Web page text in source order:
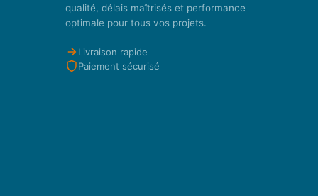
qualité, délais maîtrisés et performance
optimale pour tous vos projets.
Livraison rapide
Paiement sécurisé